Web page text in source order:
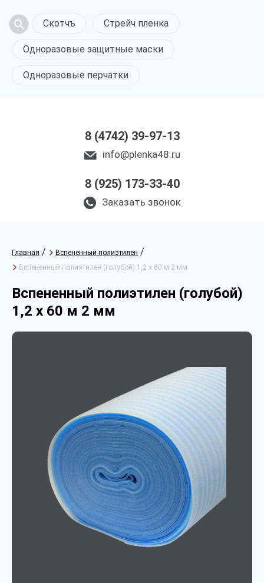
Скотчъ Стрейч пленка
Одноразовые защитные маски
Одноразовые перчатки
8 (4742) 39-97-13
info@plenka48.ru
8 (925) 173-33-40
Заказать звонок
Главная / Вспененный полиэтилен /
Вспененный полиэтилен (голубой) 1,2 х 60 м 2 мм
Вспененный полиэтилен (голубой)
1,2 х 60 м 2 мм